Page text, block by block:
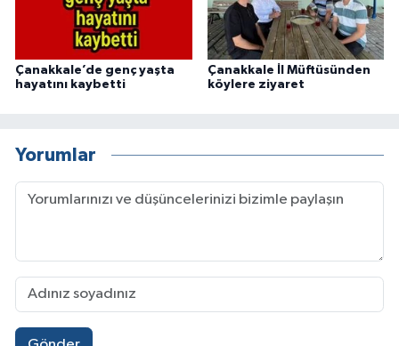
Çanakkale’de genç yaşta
hayatını kaybetti
Çanakkale İl Müftüsünden
köylere ziyaret
Yorumlar